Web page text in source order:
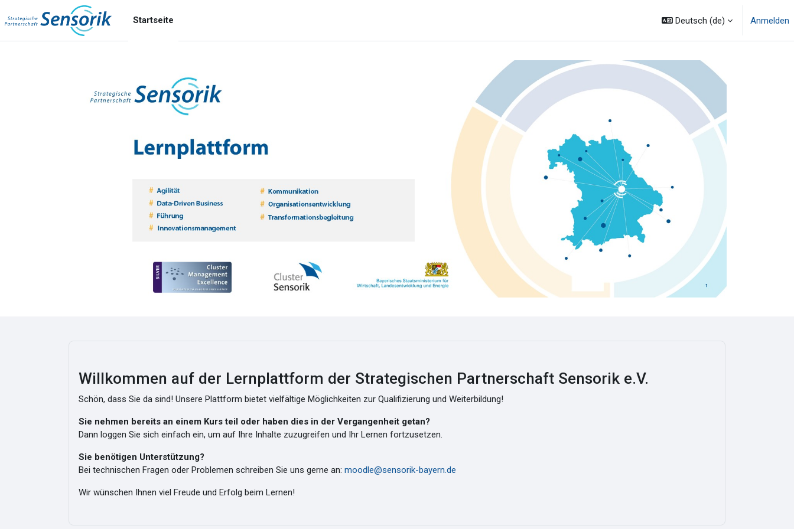
Startseite
Deutsch ‎(de)‎ Anmelden
Willkommen auf der Lernplattform der Strategischen Partnerschaft Sensorik e.V.
Schön, dass Sie da sind! Unsere Plattform bietet vielfältige Möglichkeiten zur Qualifizierung und Weiterbildung!
Sie nehmen bereits an einem Kurs teil oder haben dies in der Vergangenheit getan?
Dann loggen Sie sich einfach ein, um auf Ihre Inhalte zuzugreifen und Ihr Lernen fortzusetzen.
Sie benötigen Unterstützung?
Bei technischen Fragen oder Problemen schreiben Sie uns gerne an: moodle@sensorik-bayern.de
Wir wünschen Ihnen viel Freude und Erfolg beim Lernen!